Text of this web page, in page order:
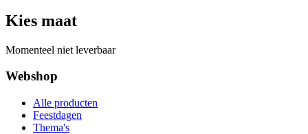
Kies maat
Momenteel niet leverbaar
Webshop
Alle producten
Feestdagen
Thema's